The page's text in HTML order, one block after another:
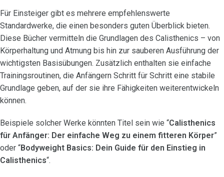
Für Einsteiger gibt es mehrere empfehlenswerte
Standardwerke, die einen besonders guten Überblick bieten.
Diese Bücher vermitteln die Grundlagen des Calisthenics – von
Körperhaltung und Atmung bis hin zur sauberen Ausführung der
wichtigsten Basisübungen. Zusätzlich enthalten sie einfache
Trainingsroutinen, die Anfängern Schritt für Schritt eine stabile
Grundlage geben, auf der sie ihre Fähigkeiten weiterentwickeln
können.
Beispiele solcher Werke könnten Titel sein wie “Calisthenics
für Anfänger: Der einfache Weg zu einem fitteren Körper”
oder “Bodyweight Basics: Dein Guide für den Einstieg in
Calisthenics“.